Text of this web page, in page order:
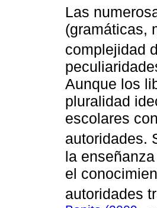
Las
(gramáticas,
complejidad
Aunque los
pluralidad
escolares
autoridades.
la
el
autoridades